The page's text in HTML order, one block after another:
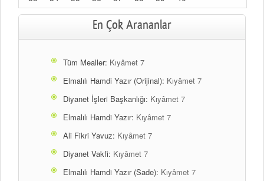
En Çok Arananlar
Tüm Mealler: Kıyâmet 7
Elmalılı Hamdi Yazır (Orijinal): Kıyâmet 7
Diyanet İşleri Başkanlığı: Kıyâmet 7
Elmalılı Hamdi Yazır: Kıyâmet 7
Ali Fikri Yavuz: Kıyâmet 7
Diyanet Vakfi: Kıyâmet 7
Elmalılı Hamdi Yazır (Sade): Kıyâmet 7